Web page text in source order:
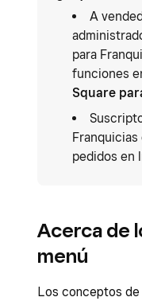
A
para
funciones
Square
Franquicias
pedidos en
Acerca de
menú
Los conceptos de